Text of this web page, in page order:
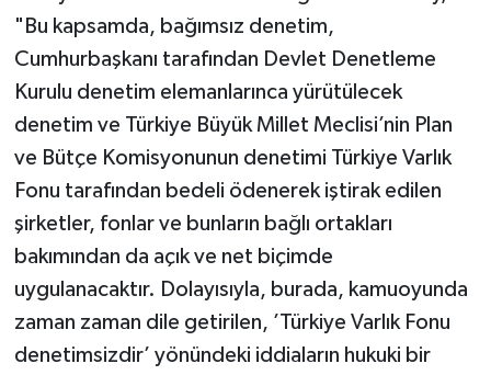
"Bu kapsamda, bağımsız denetim,
Cumhurbaşkanı tarafından Devlet Denetleme
Kurulu denetim elemanlarınca yürütülecek
denetim ve Türkiye Büyük Millet Meclisi’nin Plan
ve Bütçe Komisyonunun denetimi Türkiye Varlık
Fonu tarafından bedeli ödenerek iştirak edilen
şirketler, fonlar ve bunların bağlı ortakları
bakımından da açık ve net biçimde
uygulanacaktır. Dolayısıyla, burada, kamuoyunda
zaman zaman dile getirilen, ’Türkiye Varlık Fonu
denetimsizdir’ yönündeki iddiaların hukuki bir